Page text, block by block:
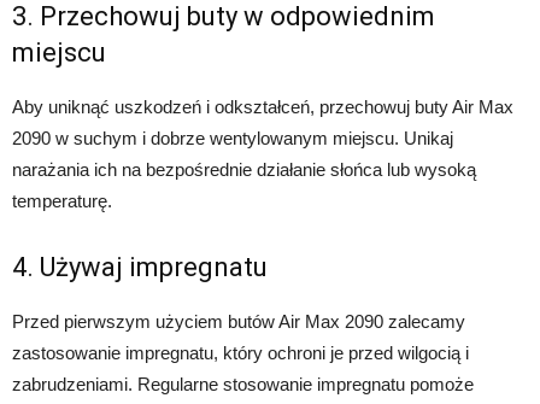
3. Przechowuj buty w odpowiednim
miejscu
Aby uniknąć uszkodzeń i odkształceń, przechowuj buty Air Max
2090 w suchym i dobrze wentylowanym miejscu. Unikaj
narażania ich na bezpośrednie działanie słońca lub wysoką
temperaturę.
4. Używaj impregnatu
Przed pierwszym użyciem butów Air Max 2090 zalecamy
zastosowanie impregnatu, który ochroni je przed wilgocią i
zabrudzeniami. Regularne stosowanie impregnatu pomoże